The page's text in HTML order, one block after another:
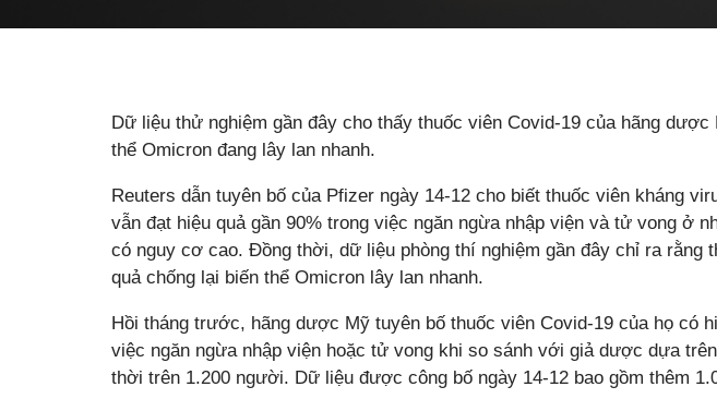
Dữ liệu thử nghiệm gần đây cho thấy thuốc viên Covid-19 của hãng
thể Omicron đang lây lan nhanh.
Reuters dẫn tuyên bố của Pfizer ngày 14-12 cho biết thuốc viên kháng
vẫn đạt hiệu quả gần 90% trong việc ngăn ngừa nhập viện và tử vong ở
có nguy cơ cao. Đồng thời, dữ liệu phòng thí nghiệm gần đây chỉ ra rằng
quả chống lại biến thể Omicron lây lan nhanh.
Hồi tháng trước, hãng dược Mỹ tuyên bố thuốc viên Covid-19 của họ có
việc ngăn ngừa nhập viện hoặc tử vong khi so sánh với giả dược dựa
thời trên 1.200 người. Dữ liệu được công bố ngày 14-12 bao gồm thêm